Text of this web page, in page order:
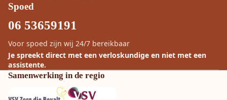
Spoed
06 53659191
Voor spoed zijn wij 24/7 bereikbaar
Je spreekt direct met een verloskundige en niet met een
assistente.
Samenwerking in de regio